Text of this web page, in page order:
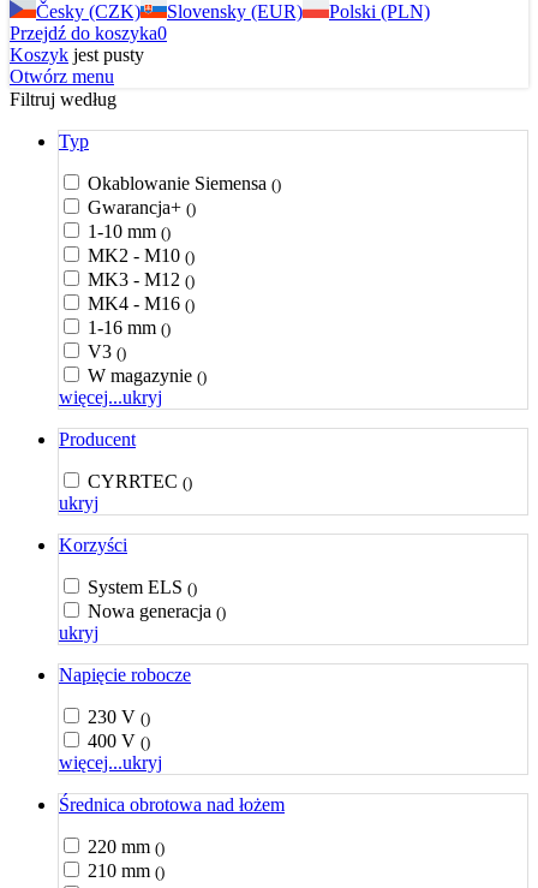
Česky (CZK)
Slovensky (EUR)
Polski (PLN)
Przejdź do koszyka0
Koszyk jest pusty
Otwórz menu
Filtruj według
Typ
Okablowanie Siemensa ()
Gwarancja+ ()
1-10 mm ()
MK2 - M10 ()
MK3 - M12 ()
MK4 - M16 ()
1-16 mm ()
V3 ()
W magazynie ()
więcej...ukryj
Producent
CYRRTEC ()
ukryj
Korzyści
System ELS ()
Nowa generacja ()
ukryj
Napięcie robocze
230 V ()
400 V ()
więcej...ukryj
Średnica obrotowa nad łożem
220 mm ()
210 mm ()